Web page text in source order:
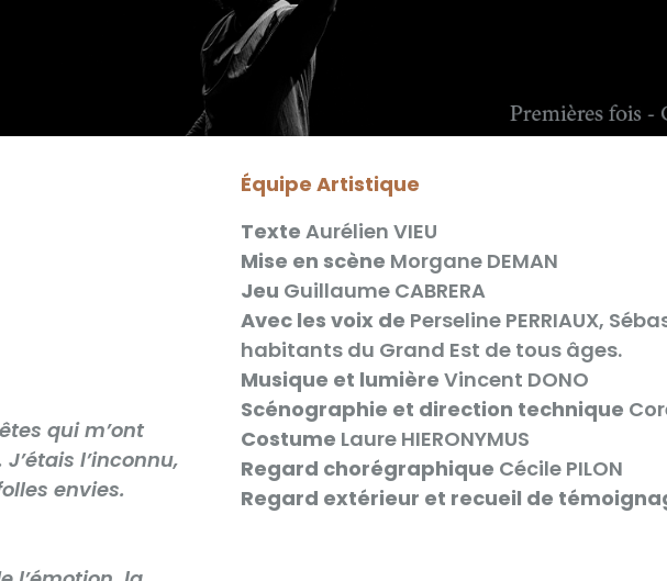
qui m’ont
l’inconnu,
envies.
Équipe Artistique
Texte Aurélien VIEU
Mise en scène Morgane DEMAN
Jeu Guillaume CABRERA
Avec les voix de Perseline PERRIAUX,
habitants du Grand Est de tous âges.
Musique et lumière Vincent DONO
Scénographie et direction technique
Costume Laure HIERONYMUS
Regard chorégraphique Cécile PILON
Regard extérieur et recueil de